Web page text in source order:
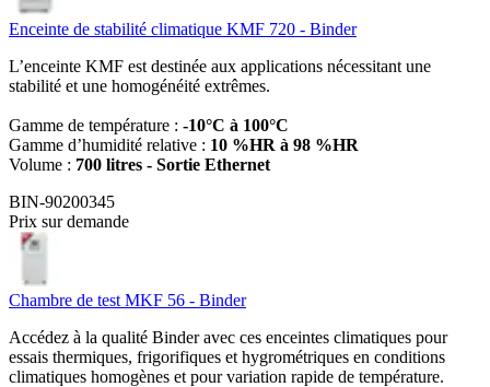
Enceinte de stabilité climatique KMF 720 - Binder
L’enceinte KMF est destinée aux applications nécessitant une
stabilité et une homogénéité extrêmes.
Gamme de température : -10°C à 100°C
Gamme d’humidité relative : 10 %HR à 98 %HR
Volume : 700 litres - Sortie Ethernet
BIN-90200345
Prix sur demande
Chambre de test MKF 56 - Binder
Accédez à la qualité Binder avec ces enceintes climatiques pour
essais thermiques, frigorifiques et hygrométriques en conditions
climatiques homogènes et pour variation rapide de température.